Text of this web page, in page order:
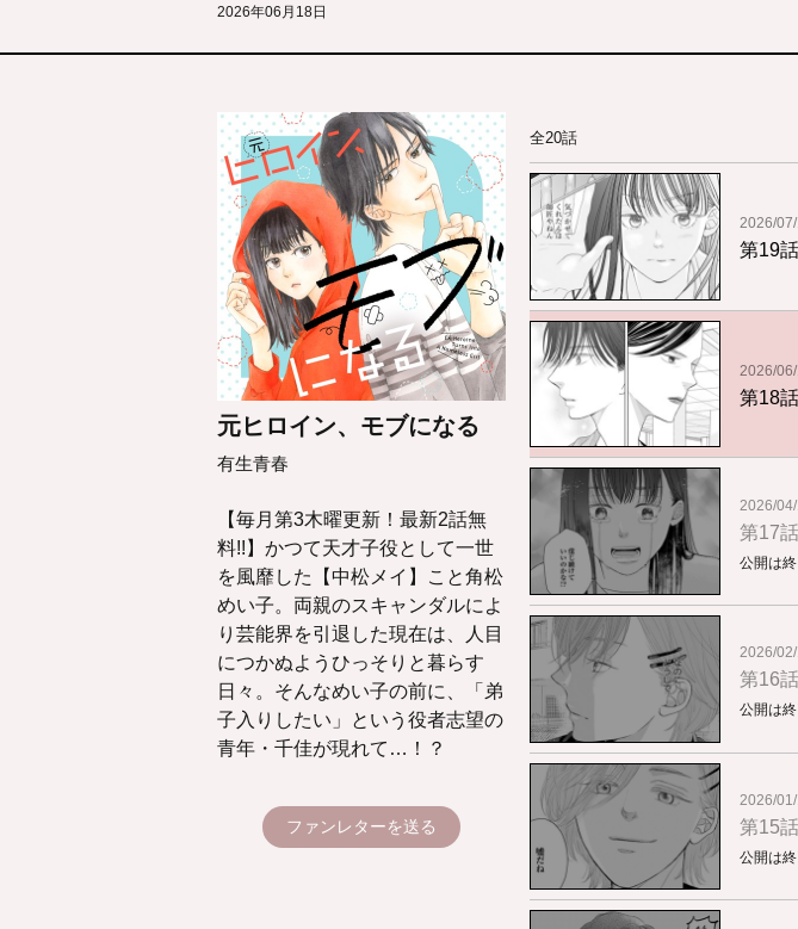
2026年06月18日
元ヒロイン、モブになる
有生青春
【毎月第3木曜更新！最新2話無
料!!】かつて天才子役として一世
を風靡した【中松メイ】こと角松
めい子。両親のスキャンダルによ
り芸能界を引退した現在は、人目
につかぬようひっそりと暮らす
日々。そんなめい子の前に、「弟
子入りしたい」という役者志望の
青年・千佳が現れて…！？
ファンレターを送る
全20話
2026/
第19話
2026/
第18話
2026/
第17話
公開は
2026/
第16話
公開は
2026/
第15話
公開は